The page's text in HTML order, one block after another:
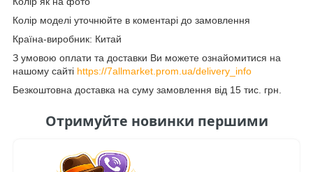
Колір моделі уточнюйте в коментарі до замовлення
Країна-виробник: Китай
З умовою оплати та доставки Ви можете ознайомитися на
нашому сайті https://7allmarket.prom.ua/delivery_info
Безкоштовна доставка на суму замовлення від 15 тис. грн.
Отримуйте новинки першими